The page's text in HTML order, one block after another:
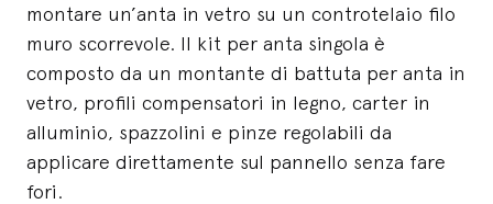
montare un’anta in vetro su un controtelaio filo
muro scorrevole. Il kit per anta singola è
composto da un montante di battuta per anta in
vetro, profili compensatori in legno, carter in
alluminio, spazzolini e pinze regolabili da
applicare direttamente sul pannello senza fare
fori.